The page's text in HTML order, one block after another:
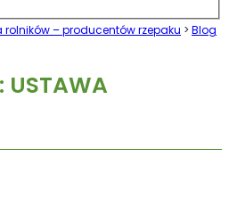
– producentów rzepaku > Blog
USTAWA